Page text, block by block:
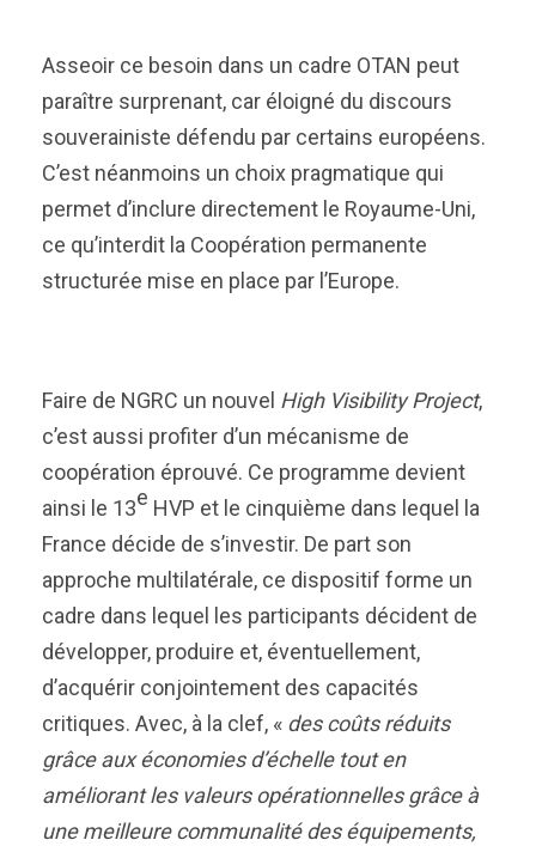
Asseoir ce besoin dans un cadre OTAN peut
paraître surprenant, car éloigné du discours
souverainiste défendu par certains européens.
C’est néanmoins un choix pragmatique qui
permet d’inclure directement le Royaume-Uni,
ce qu’interdit la Coopération permanente
structurée mise en place par l’Europe.
Faire de NGRC un nouvel High Visibility Project,
c’est aussi profiter d’un mécanisme de
coopération éprouvé. Ce programme devient
ainsi le 13e HVP et le cinquième dans lequel la
France décide de s’investir. De part son
approche multilatérale, ce dispositif forme un
cadre dans lequel les participants décident de
développer, produire et, éventuellement,
d’acquérir conjointement des capacités
critiques. Avec, à la clef, « des coûts réduits
grâce aux économies d’échelle tout en
améliorant les valeurs opérationnelles grâce à
une meilleure communalité des équipements,